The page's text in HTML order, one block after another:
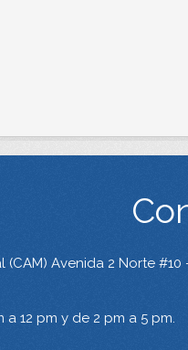
Avenida 2 Norte #10
12 pm y de 2 pm a 5 pm.